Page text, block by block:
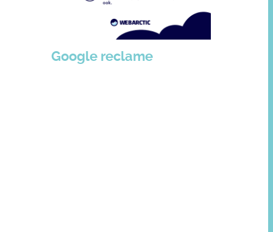
Google reclame